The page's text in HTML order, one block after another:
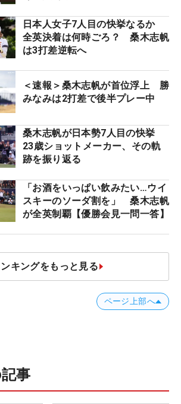
日本人女子7人目の快挙なるか
全英決着は何時ごろ？ 桑木志帆
は3打差逆転へ
＜速報＞桑木志帆が首位浮上 勝
みなみは2打差で後半プレー中
桑木志帆が日本勢7人目の快挙
23歳ショットメーカー、その軌
跡を振り返る
「お酒をいっぱい飲みたい…ウイ
スキーのソーダ割を」 桑木志帆
が全英制覇【優勝会見一問一答】
キングをもっと見る
ページ上部へ
事